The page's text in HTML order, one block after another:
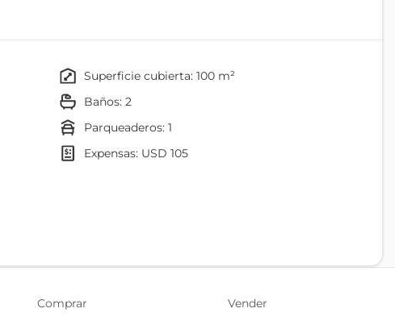
superficie cubierta: 100 m²
baños: 2
parqueaderos: 1
expensas: USD 105
Comedor
Comprar Vender